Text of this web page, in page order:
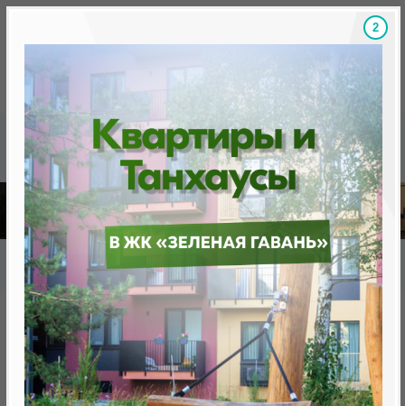
Скидки на новостройки, бонусы Готовые
Главная База новостроек Минска «Минск Мир»
29.1 "Копенгаген", квартал "Северная Европа"
29.1 "Копенгаген", квартал
"Северная Европа"
нет в продаже
1